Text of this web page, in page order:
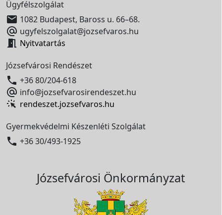
Ügyfélszolgálat
 1082 Budapest, Baross u. 66–68.
 ugyfelszolgalat@jozsefvaros.hu
 Nyitvatartás
Józsefvárosi Rendészet
 +36 80/204-618
 info@jozsefvarosirendeszet.hu
rendeszet.jozsefvaros.hu
Gyermekvédelmi Készenléti Szolgálat
 +36 30/493-1925
Józsefvárosi Önkormányzat